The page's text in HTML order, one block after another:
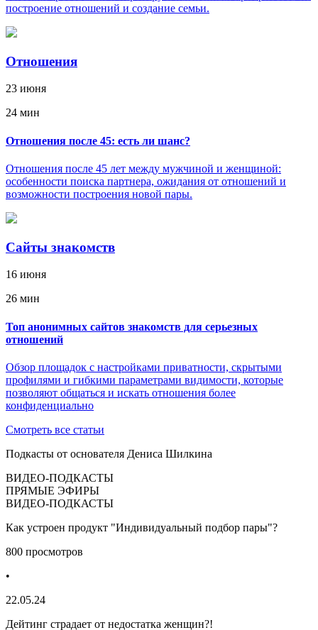
построение отношений и создание семьи.
Отношения
23 июня
24 мин
Отношения после 45: есть ли шанс?
Отношения после 45 лет между мужчиной и женщиной:
особенности поиска партнера, ожидания от отношений и
возможности построения новой пары.
Сайты знакомств
16 июня
26 мин
Топ анонимных сайтов знакомств для серьезных
отношений
Обзор площадок с настройками приватности, скрытыми
профилями и гибкими параметрами видимости, которые
позволяют общаться и искать отношения более
конфиденциально
Смотреть все статьи
Подкасты от основателя Дениса Шилкина
ВИДЕО-ПОДКАСТЫ
ПРЯМЫЕ ЭФИРЫ
ВИДЕО-ПОДКАСТЫ
Как устроен продукт "Индивидуальный подбор пары"?
800 просмотров
•
22.05.24
Дейтинг страдает от недостатка женщин?!